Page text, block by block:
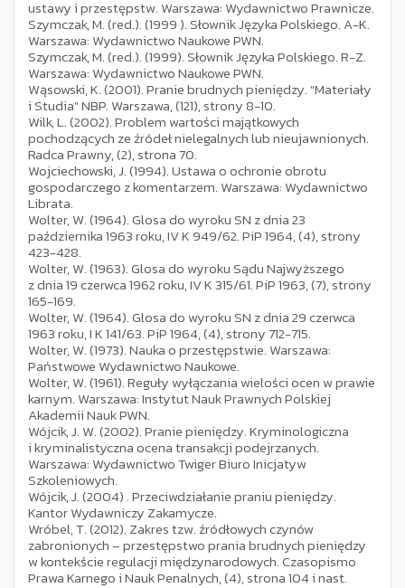
ustawy i przestępstw. Warszawa: Wydawnictwo Prawnicze.
Szymczak, M. (red.). (1999 ). Słownik Języka Polskiego. A-K.
Warszawa: Wydawnictwo Naukowe PWN.
Szymczak, M. (red.). (1999). Słownik Języka Polskiego. R-Z.
Warszawa: Wydawnictwo Naukowe PWN.
Wąsowski, K. (2001). Pranie brudnych pieniędzy. "Materiały
i Studia" NBP. Warszawa, (121), strony 8-10.
Wilk, L. (2002). Problem wartości majątkowych
pochodzących ze źródeł nielegalnych lub nieujawnionych.
Radca Prawny, (2), strona 70.
Wojciechowski, J. (1994). Ustawa o ochronie obrotu
gospodarczego z komentarzem. Warszawa: Wydawnictwo
Librata.
Wolter, W. (1964). Glosa do wyroku SN z dnia 23
października 1963 roku, IV K 949/62. PiP 1964, (4), strony
423-428.
Wolter, W. (1963). Glosa do wyroku Sądu Najwyższego
z dnia 19 czerwca 1962 roku, IV K 315/61. PiP 1963, (7), strony
165-169.
Wolter, W. (1964). Glosa do wyroku SN z dnia 29 czerwca
1963 roku, I K 141/63. PiP 1964, (4), strony 712-715.
Wolter, W. (1973). Nauka o przestępstwie. Warszawa:
Państwowe Wydawnictwo Naukowe.
Wolter, W. (1961). Reguły wyłączania wielości ocen w prawie
karnym. Warszawa: Instytut Nauk Prawnych Polskiej
Akademii Nauk PWN.
Wójcik, J. W. (2002). Pranie pieniędzy. Kryminologiczna
i kryminalistyczna ocena transakcji podejrzanych.
Warszawa: Wydawnictwo Twiger Biuro Inicjatyw
Szkoleniowych.
Wójcik, J. (2004) . Przeciwdziałanie praniu pieniędzy.
Kantor Wydawniczy Zakamycze.
Wróbel, T. (2012). Zakres tzw. źródłowych czynów
zabronionych – przestępstwo prania brudnych pieniędzy
w kontekście regulacji międzynarodowych. Czasopismo
Prawa Karnego i Nauk Penalnych, (4), strona 104 i nast.